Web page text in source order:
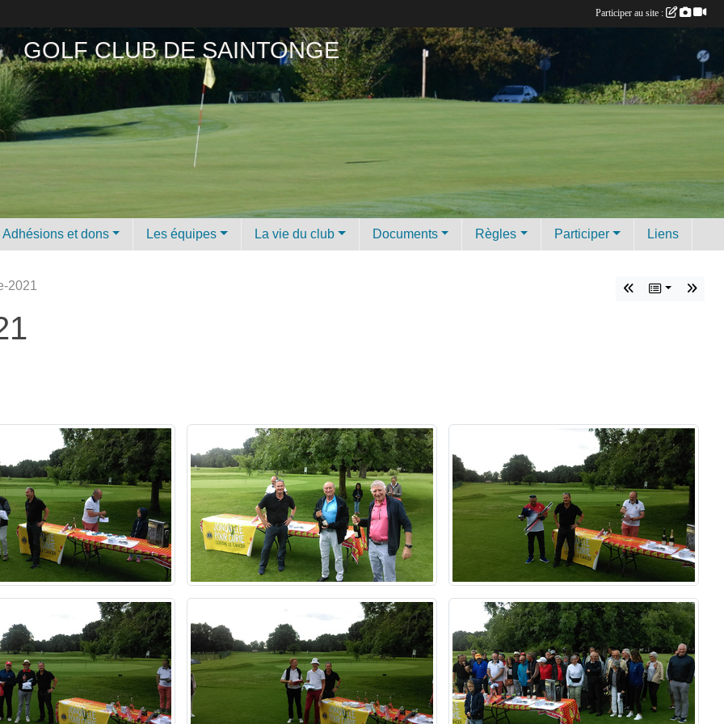
GOLF CLUB DE SAINTONGE
Adhésions et dons Les équipes La vie du club Documents Règles Participer Liens
2021
Participer au site :